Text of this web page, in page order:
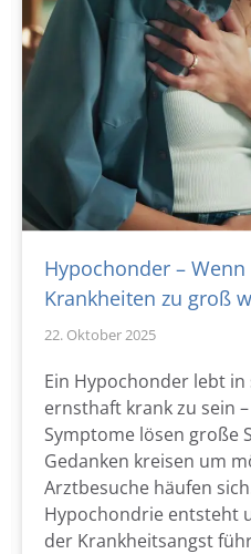
Hypochonder –
Krankheiten zu groß
22. Oktober 2025
Ein Hypochonder lebt
ernsthaft krank zu sein
Symptome lösen große
Gedanken kreisen um
Arztbesuche häufen
Hypochondrie entsteht
der Krankheitsangst